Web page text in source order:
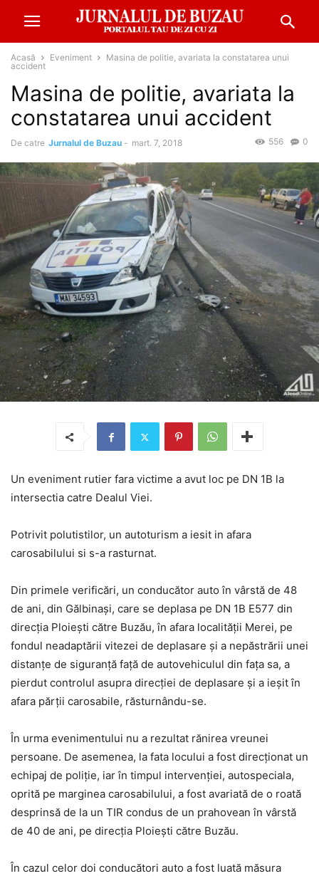
Acasă Eveniment
Masina de politie, avariata la constatarea unui
accident
Masina de politie, avariata la
constatarea unui accident
De catre Jurnalul de Buzau - mart. 7, 2018 0
556
Un eveniment rutier fara victime a avut loc pe DN 1B la
intersectia catre Dealul Viei.
Potrivit polutistilor, un autoturism a iesit in afara
carosabilului si s-a rasturnat.
Din primele verificări, un conducător auto în vârstă de 48
de ani, din Gălbinaşi, care se deplasa pe DN 1B E577 din
direcţia Ploieşti către Buzău, în afara localităţii Merei, pe
fondul neadaptării vitezei de deplasare şi a nepăstrării unei
distanţe de siguranţă faţă de autovehiculul din faţa sa, a
pierdut controlul asupra direcţiei de deplasare şi a ieşit în
afara părţii carosabile, răsturnându-se.
În urma evenimentului nu a rezultat rănirea vreunei
persoane. De asemenea, la fata locului a fost direcţionat un
echipaj de poliţie, iar în timpul intervenţiei, autospeciala,
oprită pe marginea carosabilului, a fost avariată de o roată
desprinsă de la un TIR condus de un prahovean în vârstă
de 40 de ani, pe direcţia Ploieşti către Buzău.
În cazul celor doi conducători auto a fost luată măsura